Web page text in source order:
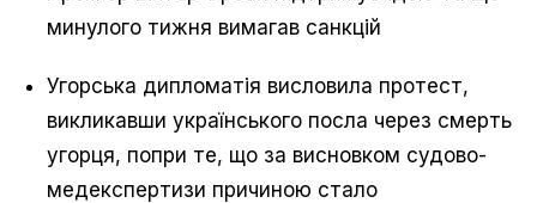
минулого тижня вимагав санкцій
Угорська дипломатія висловила протест,
викликавши українського посла через смерть
угорця, попри те, що за висновком судово-
медекспертизи причиною стало